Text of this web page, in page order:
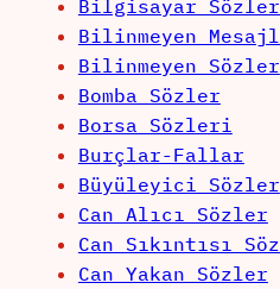
Bilgisayar
Bilinmeyen
Bilinmeyen Sözler
Bomba Sözler
Borsa Sözleri
Burçlar-Fallar
Büyüleyici Sözler
Can Alıcı Sözler
Can Sıkıntısı
Can Yakan Sözler